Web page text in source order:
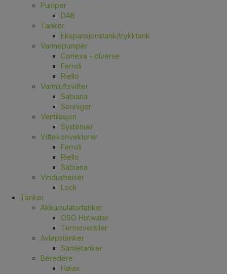
Pumper
DAB
Tanker
Ekspansjonstank/trykktank
Varmepumper
Conexa - diverse
Ferroli
Riello
Varmluftsvifter
Sabiana
Sonniger
Ventilasjon
Systemair
Viftekonvektorer
Ferroli
Riello
Sabiana
Vindusheiser
Lock
Tanker
Akkumulatortanker
OSO Hotwater
Termoventiler
Avløpstanker
Samletanker
Beredere
Høiax